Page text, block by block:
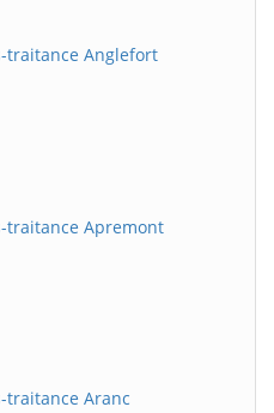
traitance Anglefort
traitance Apremont
traitance Aranc